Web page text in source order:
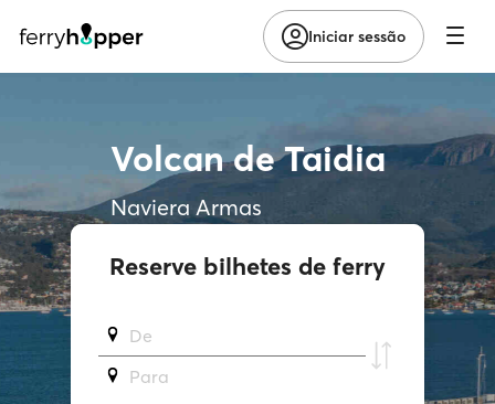
Iniciar sessão
Volcan de Taidia
Naviera Armas
Reserve bilhetes de ferry
De
Para